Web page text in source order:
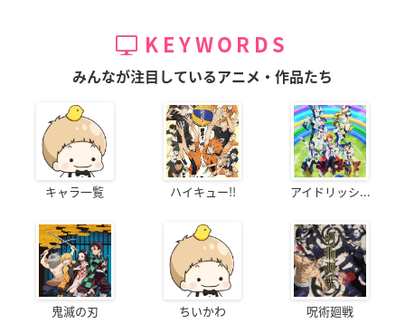
KEYWORDS
みんなが注目しているアニメ・作品たち
キャラ一覧 ハイキュー!! アイドリッシ...
鬼滅の刃 ちいかわ 呪術廻戦